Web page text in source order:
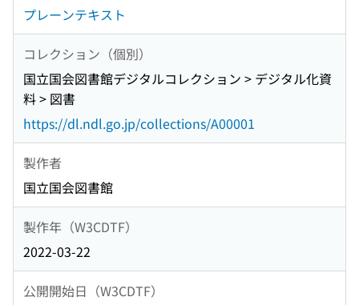
プレーンテキスト
コレクション（個別）
国立国会図書館デジタルコレクション > デジタル化資
料 > 図書
https://dl.ndl.go.jp/collections/A00001
製作者
国立国会図書館
製作年（W3CDTF）
2022-03-22
公開開始日（W3CDTF）